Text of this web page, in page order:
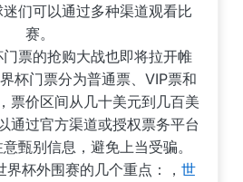
们可以通过多种渠道观看比
赛。
票的抢购大战也即将拉开帷
杯门票分为普通票、VIP票和
票价区间从几十美元到几百美
通过官方渠道或授权票务平台
甄别信息，避免上当受骗。
杯外围赛的几个重点：， 世